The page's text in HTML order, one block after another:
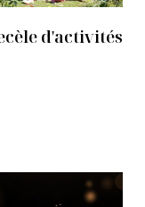
d'activités